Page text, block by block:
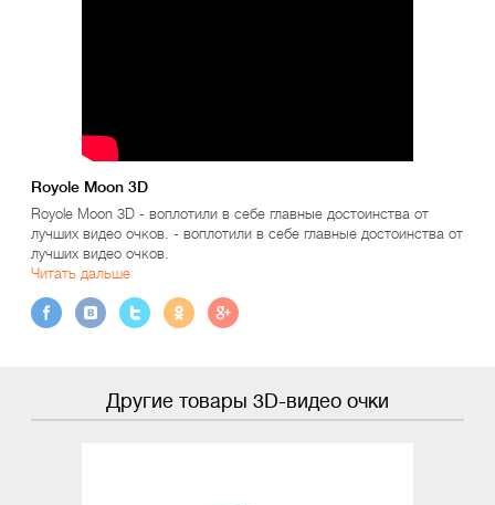
Royole Moon 3D
Royole Moon 3D - воплотили в себе главные достоинства от
лучших видео очков. - воплотили в себе главные достоинства от
лучших видео очков.
Читать дальше
Другие товары 3D-видео очки